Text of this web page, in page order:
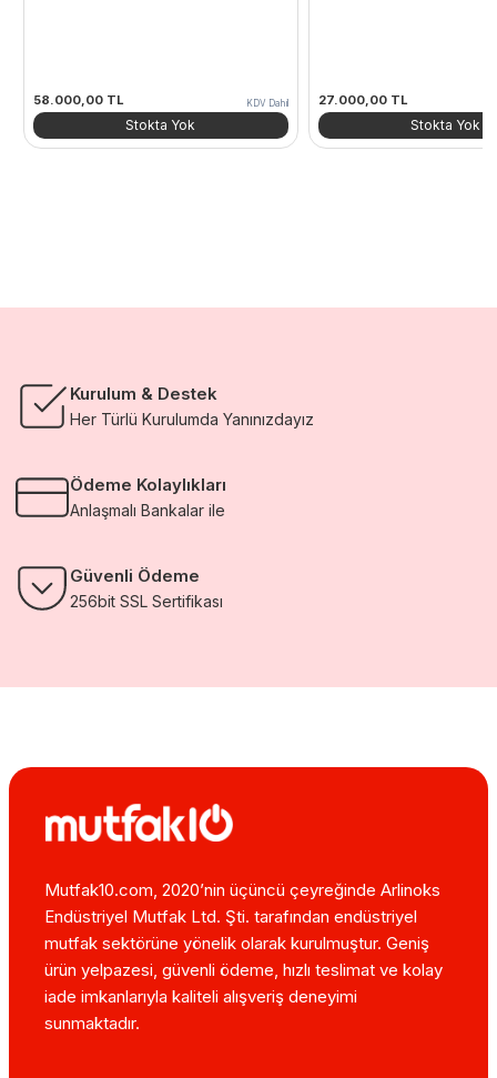
58.000,00 TL KDV Dahil
Stokta Yok
27.000,00 TL
Stokta Yok
Kurulum & Destek
Her Türlü Kurulumda Yanınızdayız
Ödeme Kolaylıkları
Anlaşmalı Bankalar ile
Güvenli Ödeme
256bit SSL Sertifikası
Mutfak10.com, 2020’nin üçüncü çeyreğinde Arlinoks
Endüstriyel Mutfak Ltd. Şti. tarafından endüstriyel
mutfak sektörüne yönelik olarak kurulmuştur. Geniş
ürün yelpazesi, güvenli ödeme, hızlı teslimat ve kolay
iade imkanlarıyla kaliteli alışveriş deneyimi
sunmaktadır.